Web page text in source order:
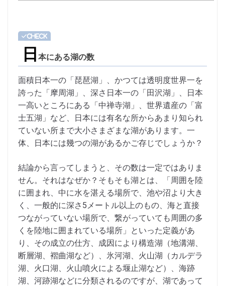
日 本にある湖の数
面積日本一の「琵琶湖」、かつては透明度世界一を
誇った「摩周湖」、深さ日本一の「田沢湖」、日本
一高いところにある「中禅寺湖」、世界遺産の「富
士五湖」など、日本には有名な所からあまり知られ
ていない所まで大小さまざまな湖があります。一
体、日本には幾つの湖があるかご存じでしょうか？
結論から言ってしまうと、その数は一定ではありま
せん。それはなぜか？そもそも湖とは、「周囲を陸
に囲まれ、中に水を湛える場所で、池や沼より大き
く、一般的に深さ5メートル以上のもの、海と直接
つながっていない場所で、繋がっていても周囲の多
くを陸地に囲まれている場所」といった定義があ
り、その成立の仕方、成因により構造湖（地溝湖、
断層湖、褶曲湖など）、氷河湖、火山湖（カルデラ
湖、火口湖、火山噴火による堰止湖など）、海跡
湖、河跡湖などに分類されるのですが、湖であって